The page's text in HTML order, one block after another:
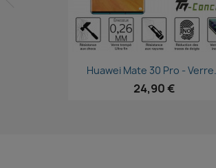
Aperçu rapide
Huawei Mate 30 Pro - Verre...
24,90 €